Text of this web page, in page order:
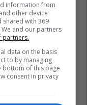
information from
other device
shared with 369
and our partners
partners.
data on the basis
to by managing
bottom of this page
consent in privacy